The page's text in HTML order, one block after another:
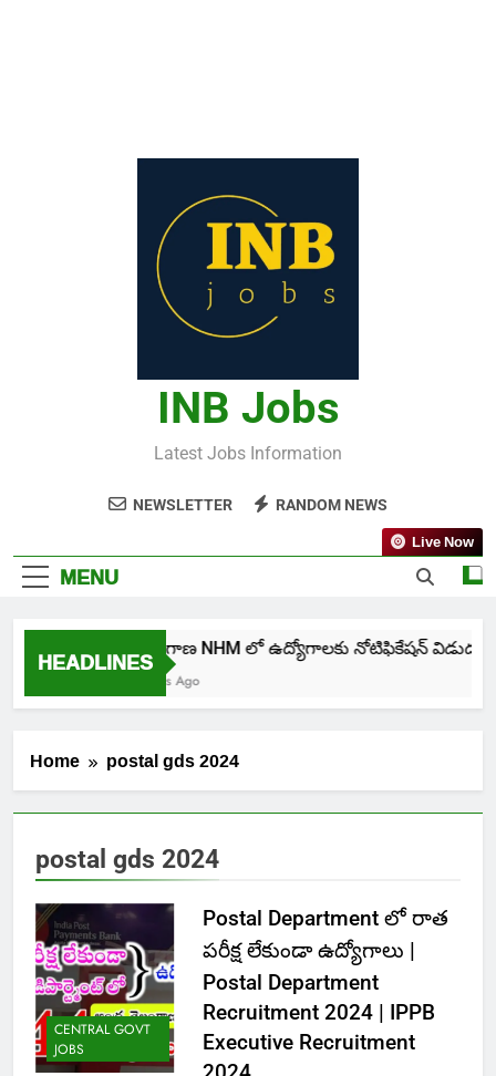
INB Jobs
Latest Jobs Information
NEWSLETTER RANDOM NEWS
MENU
Live Now
HEADLINESతెలంగాణ NHM లో ఉద్యోగాలకు నోటిఫికేషన్ విడుదల
7 Days Ago
Home postal gds 2024
postal gds 2024
CENTRAL GOVT
JOBS
Postal Department లో రాత
పరీక్ష లేకుండా ఉద్యోగాలు |
Postal Department
Recruitment 2024 | IPPB
Executive Recruitment